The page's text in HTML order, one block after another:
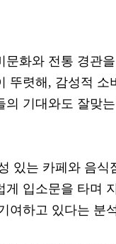
문화와 전통 경관
뚜렷해, 감성적 소
의 기대와도 잘맞
있는 카페와 음식
게 입소문을 타며
여하고 있다는 분